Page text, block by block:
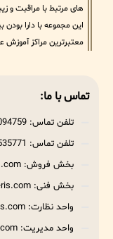
های مرتبط با مراقبت و
معتبرترین مراکز آموزش
تماس با ما:
تلفن تماس: 02191094759 - 32 خط
تلفن تماس: 09339535771 ارتباط مستتقیم
بخش فروش: service@academy-eris.com
بخش فنی: technical@academy-eris.com
واحد نظارت: complaints@academy-eris.com
واحد مدیریت: manager@academy-eris.com